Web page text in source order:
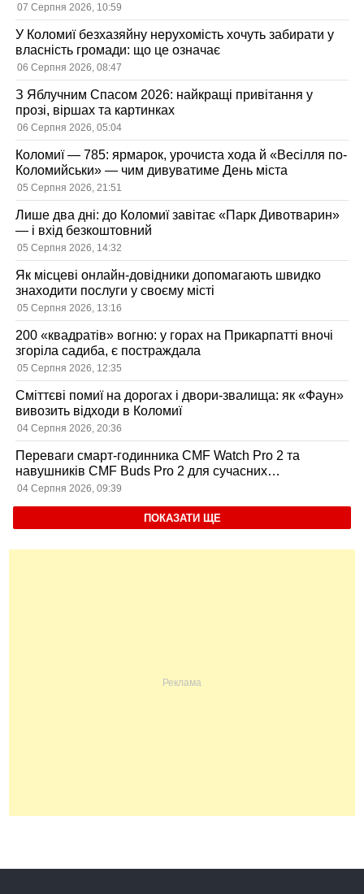
07 Серпня 2026, 10:59
У Коломиї безхазяйну нерухомість хочуть забирати у
власність громади: що це означає
06 Серпня 2026, 08:47
З Яблучним Спасом 2026: найкращі привітання у
прозі, віршах та картинках
06 Серпня 2026, 05:04
Коломиї — 785: ярмарок, урочиста хода й «Весілля по-
Коломийськи» — чим дивуватиме День міста
05 Серпня 2026, 21:51
Лише два дні: до Коломиї завітає «Парк Дивотварин»
— і вхід безкоштовний
05 Серпня 2026, 14:32
Як місцеві онлайн-довідники допомагають швидко
знаходити послуги у своєму місті
05 Серпня 2026, 13:16
200 «квадратів» вогню: у горах на Прикарпатті вночі
згоріла садиба, є постраждала
05 Серпня 2026, 12:35
Сміттєві помиї на дорогах і двори-звалища: як «Фаун»
вивозить відходи в Коломиї
04 Серпня 2026, 20:36
Переваги смарт-годинника CMF Watch Pro 2 та
навушників CMF Buds Pro 2 для сучасних
користувачів
04 Серпня 2026, 09:39
ПОКАЗАТИ ЩЕ